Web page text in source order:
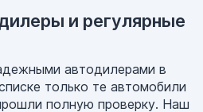
и регулярные
автодилерами в
только те автомобили
полную проверку. Наш